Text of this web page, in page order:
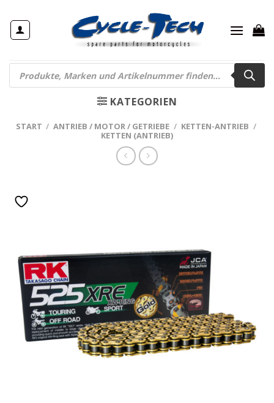
Inhalt
springen
Products
search
KATEGORIEN
START / ANTRIEB / MOTOR / GETRIEBE / KETTEN-ANTRIEB /
KETTEN (ANTRIEB)